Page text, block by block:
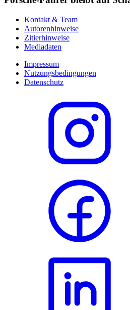
Kontakt & Team
Autorenhinweise
Zitierhinweise
Mediadaten
Impressum
Nutzungsbedingungen
Datenschutz